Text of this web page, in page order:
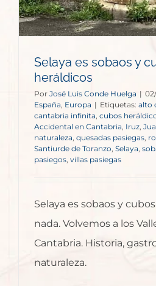
Selaya es sobaos y
heráldicos
Por José Luis Conde Huelga |
España, Europa | Etiquetas: alto
cantabria infinita, cubos
Accidental en Cantabria, Iruz,
naturaleza, quesadas pasiegas,
Santiurde de Toranzo, Selaya,
pasiegos, villas pasiegas
Selaya es sobaos y
nada. Volvemos a los
Cantabria. Historia,
naturaleza.